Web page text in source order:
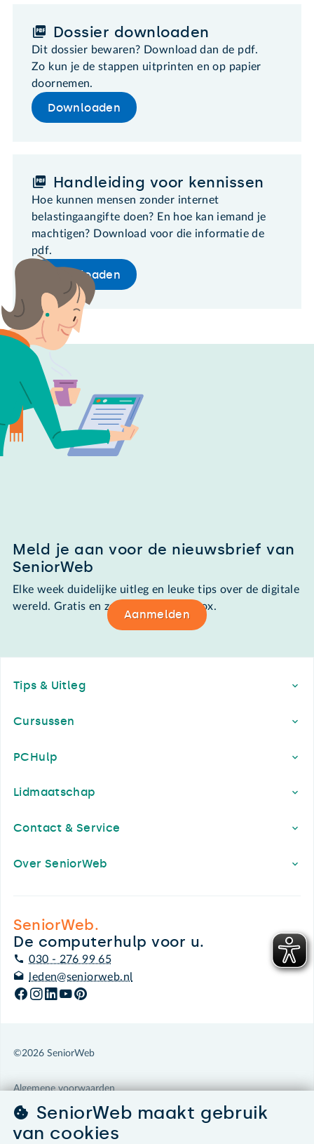
Dossier downloaden
Dit dossier bewaren? Download dan de pdf.
Zo kun je de stappen uitprinten en op papier
doornemen.
Downloaden
Handleiding voor kennissen
Hoe kunnen mensen zonder internet
belastingaangifte doen? En hoe kan iemand je
machtigen? Download voor die informatie de
pdf.
Downloaden
Meld je aan voor de nieuwsbrief van
SeniorWeb
Elke week duidelijke uitleg en leuke tips over de digitale
wereld. Gratis en zomaar in de mailbox.
Aanmelden
Tips & Uitleg
Cursussen
PCHulp
Lidmaatschap
Contact & Service
Over SeniorWeb
SeniorWeb.
De computerhulp voor u.
030 - 276 99 65
leden@seniorweb.nl
©2026 SeniorWeb
Algemene voorwaarden
Cookies en cookie-instellingen
Disclaimer
Privacybeleid
SeniorWeb maakt gebruik
van cookies